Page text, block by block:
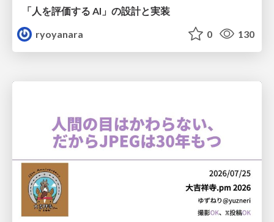
「人を評価する AI」の 設計と実装
ryoyanara
0 130